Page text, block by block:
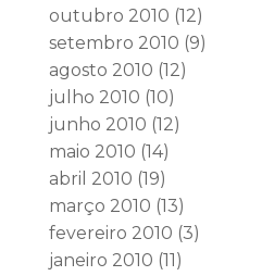
outubro 2010 (12)
setembro 2010 (9)
agosto 2010 (12)
julho 2010 (10)
junho 2010 (12)
maio 2010 (14)
abril 2010 (19)
março 2010 (13)
fevereiro 2010 (3)
janeiro 2010 (11)